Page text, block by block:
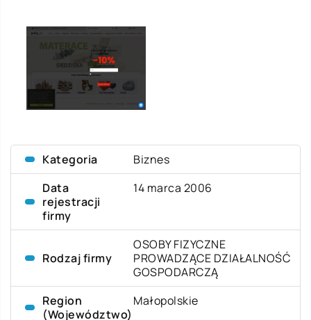
Kategoria
Biznes
Data
rejestracji
firmy
14 marca 2006
Rodzaj firmy
OSOBY FIZYCZNE
PROWADZĄCE DZIAŁALNOŚĆ
GOSPODARCZĄ
Region
(Województwo)
Małopolskie